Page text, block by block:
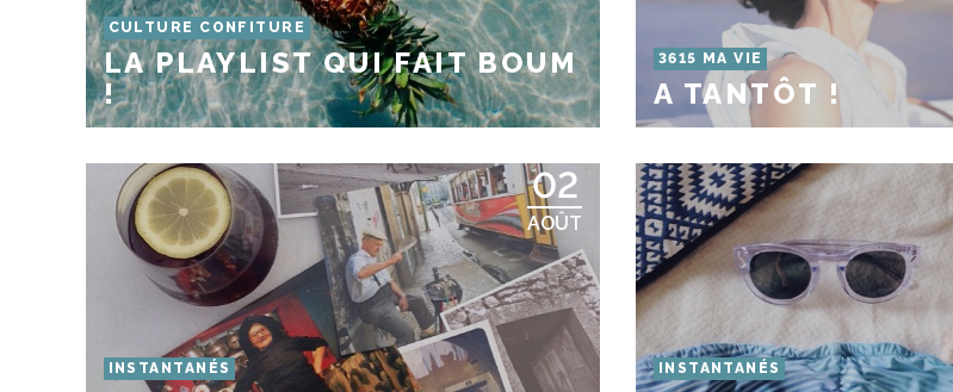
CULTURE CONFITURE
LA PLAYLIST QUI FAIT BOUM
!
3615 MA VIE
A TANTÔT !
02
AOÛT
INSTANTANÉS INSTANTANÉS